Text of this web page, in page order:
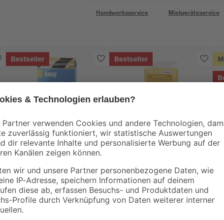
Handwerksservice Mietgeräteservice
Bestseller
Flexkleber 22 kg
25, 99 €
Bestseller
Spielsand beige 0-2
mm 25 kg
3,49 €